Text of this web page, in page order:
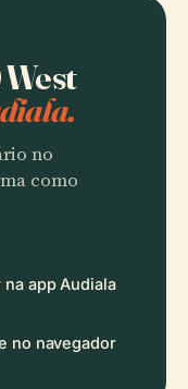
no
como
na app Audiala
no navegador